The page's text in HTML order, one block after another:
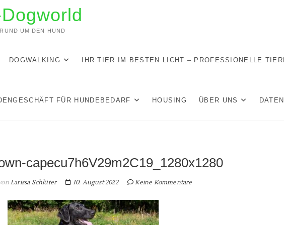
UM DEN HUND
DOGWALKING IHR TIER IM BESTEN LICHT – PROFESSIONELLE
FÜR HUNDEBEDARF HOUSING ÜBER UNS
capecu7h6V29m2C19_1280x1280
Larissa Schlüter 10. August 2022 Keine Kommentare